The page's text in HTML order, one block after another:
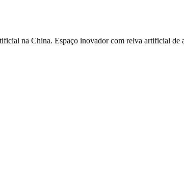
na China. Espaço inovador com relva artificial de